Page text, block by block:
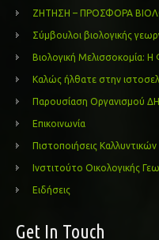
ΖΗΤΗΣΗ – ΠΡΟΣΦΟΡΑ
Σύμβουλοι βιολογικής
Βιολογική Μελισσοκομία:
Καλώς ήλθατε στην
Παρουσίαση Οργανισμού
Επικοινωνία
Πιστοποιήσεις Καλλυντικών
Ινστιτούτο Οικολογικής
Ειδήσεις
Get In Touch